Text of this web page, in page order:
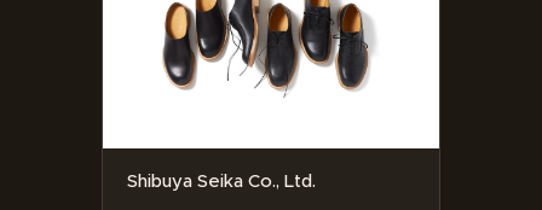
Shibuya Seika Co., Ltd.